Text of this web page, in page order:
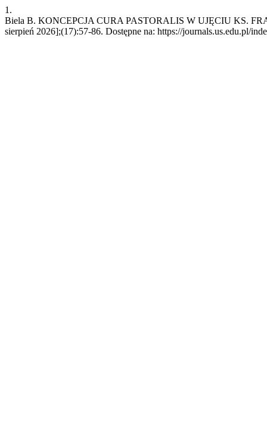
1.
Biela B. KONCEPCJA CURA PASTORALIS W UJĘCIU KS.
sierpień 2026];(17):57-86. Dostępne na: https://journals.us.edu.pl/